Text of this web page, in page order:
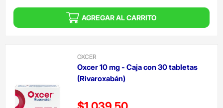
AGREGAR AL CARRITO
OXCER
Oxcer 10 mg - Caja con 30 tabletas
(Rivaroxabán)
Precio reducido de